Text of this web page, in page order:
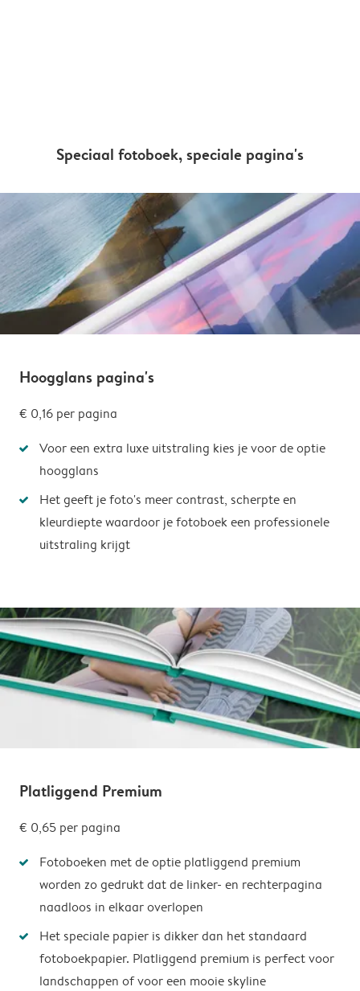
Speciaal fotoboek, speciale pagina's
Hoogglans pagina's
€ 0,16 per pagina
Voor een extra luxe uitstraling kies je voor de optie
hoogglans
Het geeft je foto's meer contrast, scherpte en
kleurdiepte waardoor je fotoboek een professionele
uitstraling krijgt
Platliggend Premium
€ 0,65 per pagina
Fotoboeken met de optie platliggend premium
worden zo gedrukt dat de linker- en rechterpagina
naadloos in elkaar overlopen
Het speciale papier is dikker dan het standaard
fotoboekpapier. Platliggend premium is perfect voor
landschappen of voor een mooie skyline